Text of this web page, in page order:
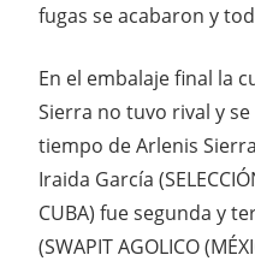
fugas se acabaron y
En el embalaje final la
Sierra no tuvo rival y
tiempo de Arlenis
Iraida García
CUBA) fue segunda y
(SWAPIT AGOLICO